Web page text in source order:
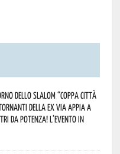
dello slalom “Coppa Città
della ex via Appia a
da Potenza! L’evento in